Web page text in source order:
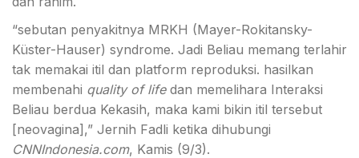
“sebutan penyakitnya MRKH (Mayer-Rokitansky-
Küster-Hauser) syndrome. Jadi Beliau memang terlahir
tak memakai itil dan platform reproduksi. hasilkan
membenahi quality of lifedan memelihara Interaksi
Beliau berdua Kekasih, maka kami bikin itil tersebut
[neovagina],” Jernih Fadli ketika dihubungi
CNNIndonesia.com, Kamis (9/3).